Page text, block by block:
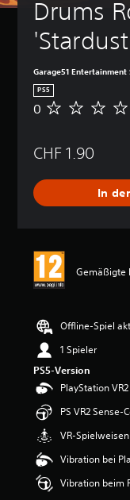
Drums
Garage51 Entertainment
PS5
K
n
B
e
w
t
n
n
0
CHF 1.90
In
Gemäßigte
Offline-Spiel
1 Spieler
PS5-Version
PlayStation
PS VR2
VR-
Vibration bei
Vibration beim